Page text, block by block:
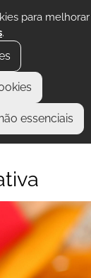
para
.
essenciais